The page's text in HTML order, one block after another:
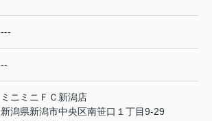
---
--
ミニミニＦＣ新潟店
新潟県新潟市中央区南笹口１丁目9-29